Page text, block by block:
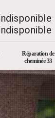
Réparation de
cheminée 33